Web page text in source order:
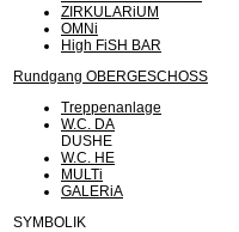
ZIRKULARiUM
OMNi
High FiSH BAR
Rundgang OBERGESCHOSS
Treppenanlage
W.C. DA
DUSHE
W.C. HE
MULTi
GALERiA
SYMBOLIK